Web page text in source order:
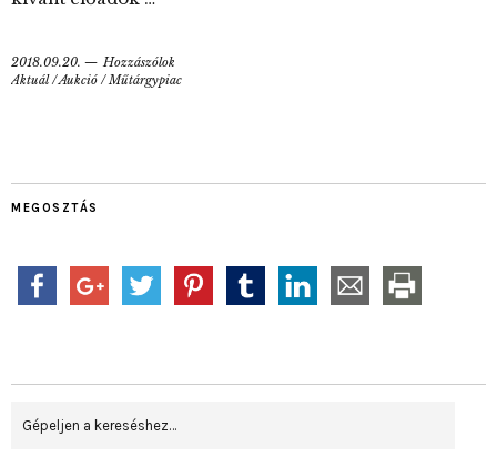
2018.09.20.
Hozzászólok
Aktuál/Aukció /Műtárgypiac
MEGOSZTÁS